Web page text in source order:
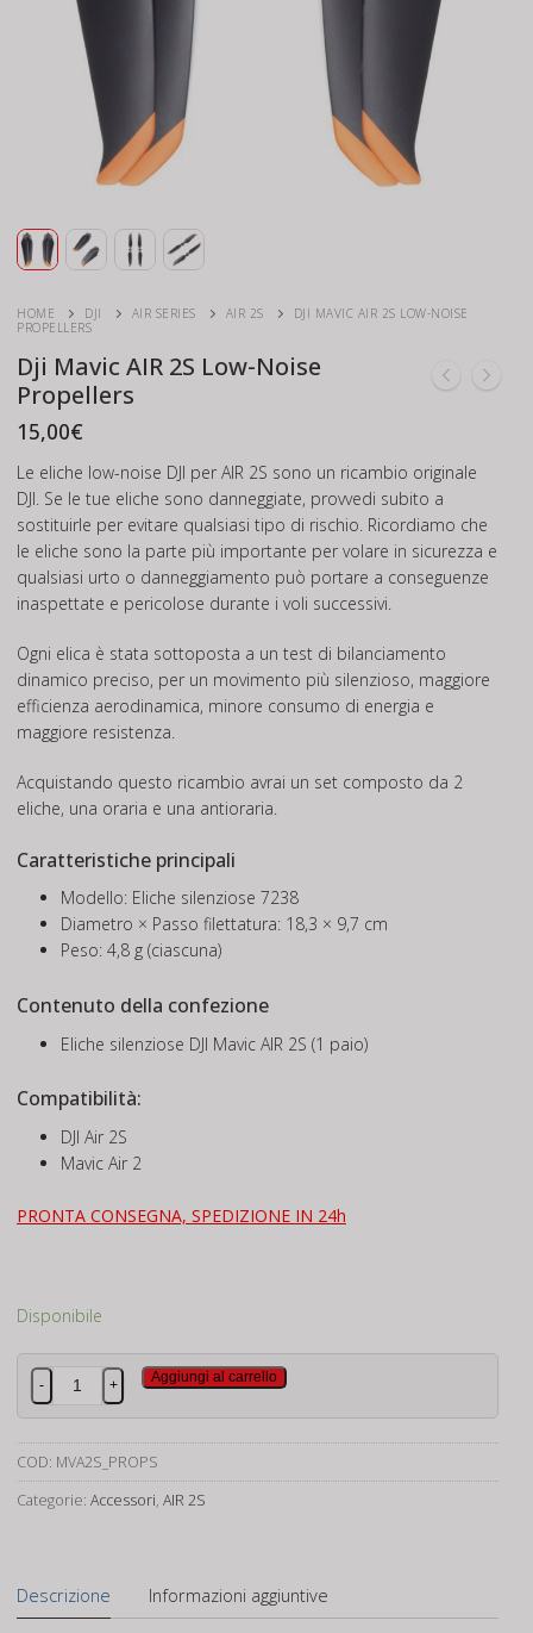
HOME DJI AIR SERIES AIR 2S
DJI MAVIC AIR 2S LOW-NOISE
PROPELLERS
Dji Mavic AIR 2S Low-Noise
Propellers
15,00€
Le eliche low-noise DJI per AIR 2S sono un ricambio originale
DJI. Se le tue eliche sono danneggiate, provvedi subito a
sostituirle per evitare qualsiasi tipo di rischio. Ricordiamo che
le eliche sono la parte più importante per volare in sicurezza e
qualsiasi urto o danneggiamento può portare a conseguenze
inaspettate e pericolose durante i voli successivi.
Ogni elica è stata sottoposta a un test di bilanciamento
dinamico preciso, per un movimento più silenzioso, maggiore
efficienza aerodinamica, minore consumo di energia e
maggiore resistenza.
Acquistando questo ricambio avrai un set composto da 2
eliche, una oraria e una antioraria.
Caratteristiche principali
Modello: Eliche silenziose 7238
Diametro × Passo filettatura: 18,3 × 9,7 cm
Peso: 4,8 g (ciascuna)
Contenuto della confezione
Eliche silenziose DJI Mavic AIR 2S (1 paio)
Compatibilità:
DJI Air 2S
Mavic Air 2
PRONTA CONSEGNA, SPEDIZIONE IN 24h
Disponibile
Dji
Mavic
2S
Low-
Noise
- +
Aggiungi al carrello
COD: MVA2S_PROPS
Categorie: Accessori, AIR 2S
Descrizione Informazioni aggiuntive